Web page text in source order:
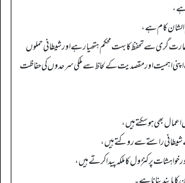
کام ہے،
غارت گری سے تحفظ کا بہت محکم ہتھیار ہے اور شیطانی حملوں
اہمیت اورمقصدیت کے لحاظ سے ملکی سرحدوں کی حفاظت
بھی ہوسکتے ہیں،
شیطانی راستے سے روکتے ہیں،
پر کنڑول کا ملکہ پیدا کرتے ہیں،